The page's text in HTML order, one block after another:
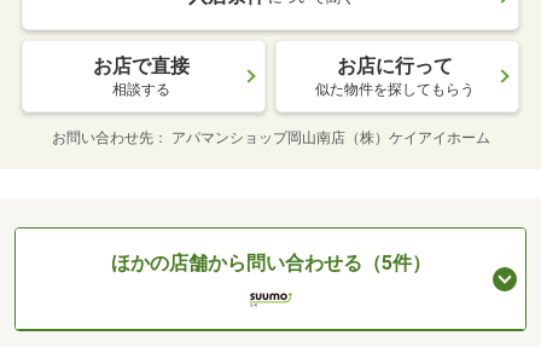
お店で直接
相談する
お店に行って
似た物件を探してもらう
お問い合わせ先 アパマンショップ岡山南店（株）ケイアイホーム
ほかの店舗から問い合わせる（5件）